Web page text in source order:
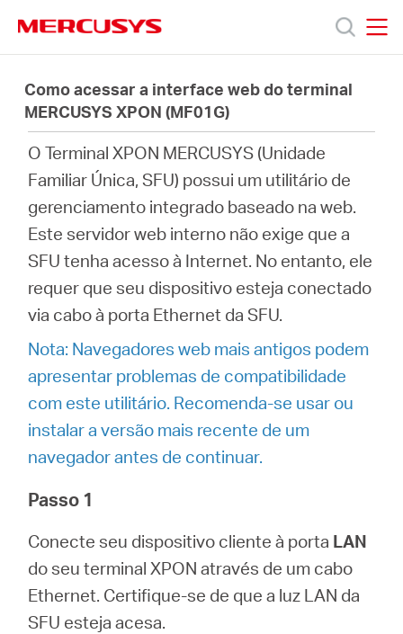
navigation
Produtos
Suporte
Sobre
Brazil
Portuguese
Como acessar a interface web do terminal
MERCUSYS XPON (MF01G)
O Terminal XPON MERCUSYS (Unidade
Familiar Única,SFU) possui um utilitário de
gerenciamento integrado baseado na web.
Este servidor web interno não exige que a
SFU tenha acesso à Internet. No entanto, ele
requer que seu dispositivo esteja conectado
via cabo à porta Ethernet da SFU.
Nota: Navegadores web mais antigos podem
apresentar problemas de compatibilidade
com este utilitário. Recomenda-se usar ou
instalar a versão mais recente de um
navegador antes de continuar.
Passo 1
Conecte seu dispositivo cliente à porta LAN
do seu terminal XPON através de um cabo
Ethernet. Certifique-se de que a luz LAN da
SFU esteja acesa.